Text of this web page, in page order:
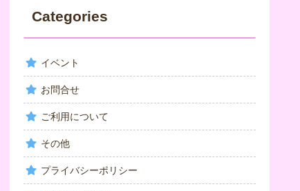
Categories
イベント
お問合せ
ご利用について
その他
プライバシーポリシー